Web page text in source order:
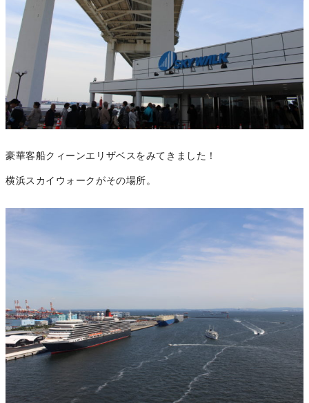
豪華客船クィーンエリザベスをみてきました！
横浜スカイウォークがその場所。